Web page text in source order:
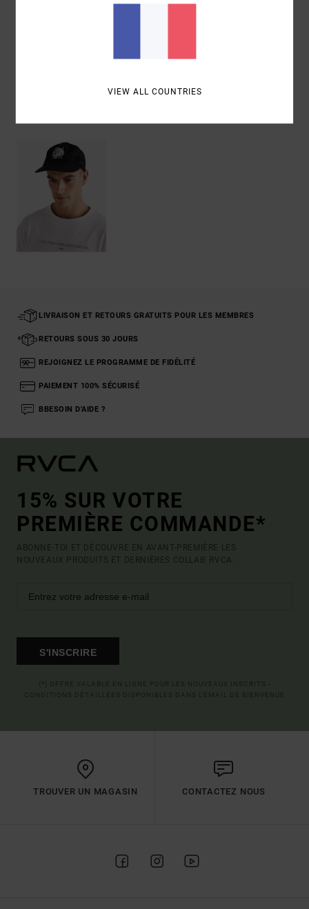
Livraison & Retours
LIVRAISON ET RETOURS GRATUITS POUR LES MEMBRES
RETOURS SOUS 30 JOURS
REJOIGNEZ LE PROGRAMME DE FIDÉLITÉ
PAIEMENT 100% SÉCURISÉ
BBESOIN D'AIDE ?
15% SUR VOTRE
PREMIÈRE COMMANDE*
ABONNE-TOI ET DÉCOUVRE EN AVANT-PREMIÈRE LES
NOUVEAUX PRODUITS ET DERNIÈRES COLLAB' RVCA.
S'INSCRIRE
TROUVER UN MAGASIN CONTACTEZ NOUS
VIEW ALL COUNTRIES